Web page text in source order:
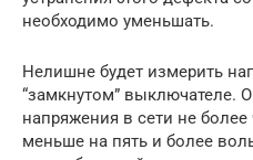
необходимо уменьшать.
Нелишне будет измерить
“замкнутом” выключателе.
напряжения в сети не
меньше на пять и более